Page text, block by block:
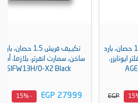
بارد
تكييف فريش 1.5 حصان، بارد و
ساخن، سمارت انفرتر، بلازما، أسود -
SIFW13H/O-X2 Black
EGP 27999
- 15%
EGP